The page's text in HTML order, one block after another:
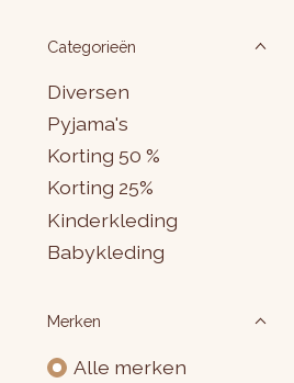
Categorieën
Diversen
Pyjama's
Korting 50 %
Korting 25%
Kinderkleding
Babykleding
Merken
Alle merken